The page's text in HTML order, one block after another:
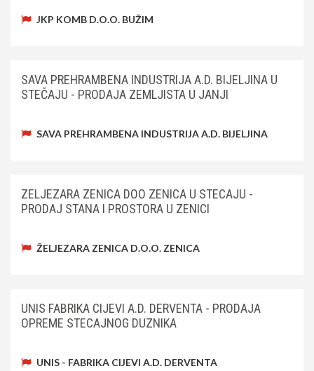
JKP KOMB D.O.O. BUŽIM
SAVA PREHRAMBENA INDUSTRIJA A.D. BIJELJINA U
STEČAJU - PRODAJA ZEMLJISTA U JANJI
SAVA PREHRAMBENA INDUSTRIJA A.D. BIJELJINA
ZELJEZARA ZENICA DOO ZENICA U STECAJU -
PRODAJ STANA I PROSTORA U ZENICI
ŽELJEZARA ZENICA D.O.O. ZENICA
UNIS FABRIKA CIJEVI A.D. DERVENTA - PRODAJA
OPREME STECAJNOG DUZNIKA
UNIS - FABRIKA CIJEVI A.D. DERVENTA